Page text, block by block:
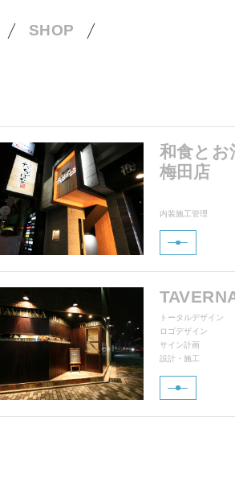
SHOP
和食とお
梅田店
内装施工管理
トータルデザイン
ロゴデザイン
サイン計画
設計・施工